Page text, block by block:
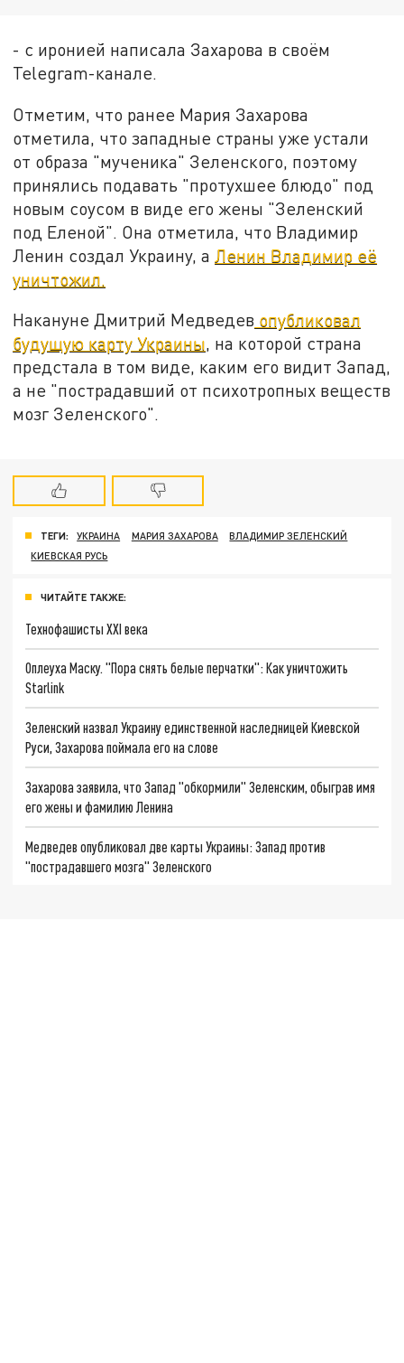
- с иронией написала Захарова в своём
Telegram-канале.
Отметим, что ранее Мария Захарова
отметила, что западные страны уже устали
от образа "мученика" Зеленского, поэтому
принялись подавать "протухшее блюдо" под
новым соусом в виде его жены "Зеленский
под Еленой". Она отметила, что Владимир
Ленин создал Украину, аЛенин Владимир её
уничтожил.
Накануне Дмитрий Медведев опубликовал
будущую карту Украины, на которой страна
предстала в том виде, каким его видит Запад,
а не "пострадавший от психотропных веществ
мозг Зеленского".
ТЕГИ: УКРАИНА МАРИЯ ЗАХАРОВА
ВЛАДИМИР ЗЕЛЕНСКИЙ
КИЕВСКАЯ РУСЬ
ЧИТАЙТЕ ТАКЖЕ:
Технофашисты XXI века
Оплеуха Маску. "Пора снять белые перчатки": Как уничтожить
Starlink
Зеленский назвал Украину единственной наследницей Киевской
Руси, Захарова поймала его на слове
Захарова заявила, что Запад "обкормили" Зеленским, обыграв имя
его жены и фамилию Ленина
Медведев опубликовал две карты Украины: Запад против
"пострадавшего мозга" Зеленского